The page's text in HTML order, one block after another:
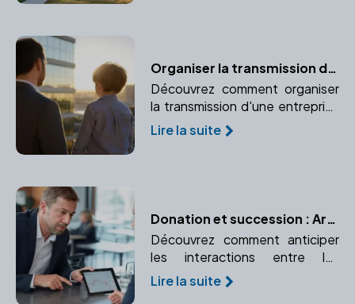
Organiser la transmission d'une entreprise familiale avec un notaire
Découvrez comment organiser
la transmission d'une entreprise
familiale avec l'aide d'un notaire.
Une planification préalable est
Lire la suite
Donation et succession : Articuler les deux pour une transmission optimale
Découvrez comment anticiper
les interactions entre les
donations effectuées de votre
vivant et votre future
Lire la suite